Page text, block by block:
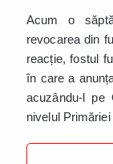
Acum o
revocarea din
reacție, fostul
în care a
acuzându-l pe
nivelul